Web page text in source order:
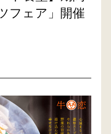
フェア」開催